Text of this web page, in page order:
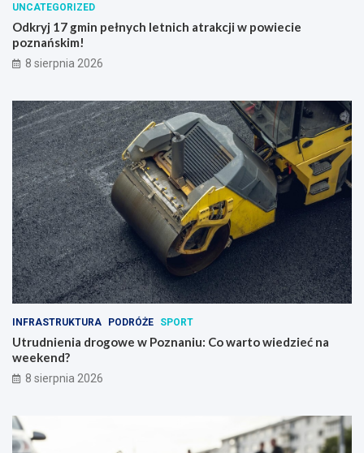
UNCATEGORIZED
Odkryj 17 gmin pełnych letnich atrakcji w powiecie
poznańskim!
8 sierpnia 2026
INFRASTRUKTURA PODRÓŻE SPORT
Utrudnienia drogowe w Poznaniu: Co warto wiedzieć na
weekend?
8 sierpnia 2026